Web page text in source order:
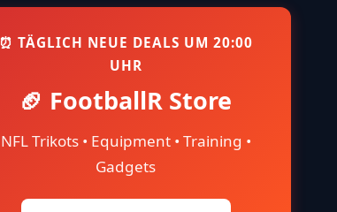
⏰ TÄGLICH NEUE DEALS UM 20:00
UHR
🏈 FootballR Store
NFL Trikots • Equipment • Training •
Gadgets